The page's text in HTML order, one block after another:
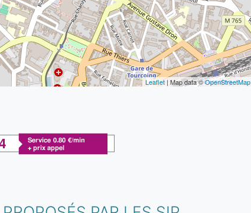
Leaflet| Map data ©OpenStreetMap